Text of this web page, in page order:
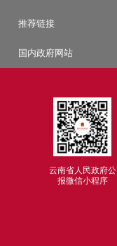
推荐链接
国内政府网站
云南省人民政府公
报微信小程序